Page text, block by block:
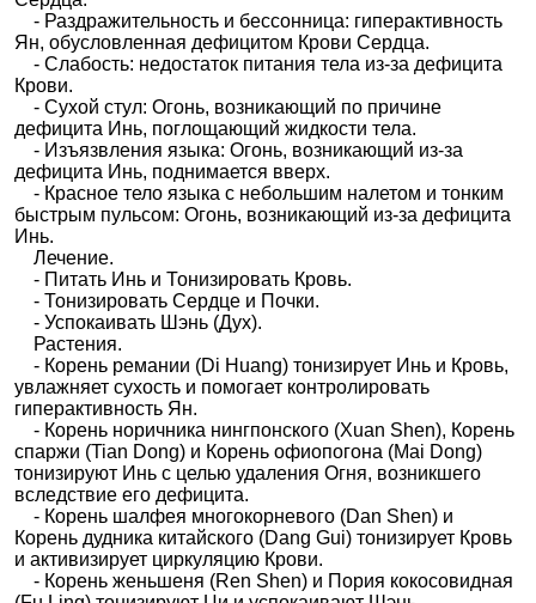
- Раздражительность и бессонница: гиперактивность
Ян, обусловленная дефицитом Крови Сердца.
- Слабость: недостаток питания тела из-за дефицита
Крови.
- Сухой стул: Огонь, возникающий по причине
дефицита Инь, поглощающий жидкости тела.
- Изъязвления языка: Огонь, возникающий из-за
дефицита Инь, поднимается вверх.
- Красное тело языка с небольшим налетом и тонким
быстрым пульсом: Огонь, возникающий из-за дефицита
Инь.
Лечение.
- Питать Инь и Тонизировать Кровь.
- Тонизировать Сердце и Почки.
- Успокаивать Шэнь (Дух).
Растения.
- Корень ремании (Di Huang) тонизирует Инь и Кровь,
увлажняет сухость и помогает контролировать
гиперактивность Ян.
- Корень норичника нингпонского (Xuan Shen), Корень
спаржи (Tian Dong) и Корень офиопогона (Mai Dong)
тонизируют Инь с целью удаления Огня, возникшего
вследствие его дефицита.
- Корень шалфея многокорневого (Dan Shen) и
Корень дудника китайского (Dang Gui) тонизирует Кровь
и активизирует циркуляцию Крови.
- Корень женьшеня (Ren Shen) и Пория кокосовидная